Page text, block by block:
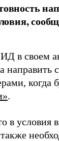
в своем
направить
когда
.
в